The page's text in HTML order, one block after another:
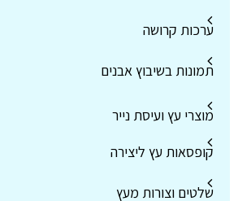
ערכות קרושה
תמונות בשיבוץ אבנים
מוצרי עץ ועיסת נייר
קופסאות עץ ליצירה
שלטים וצורות מעץ